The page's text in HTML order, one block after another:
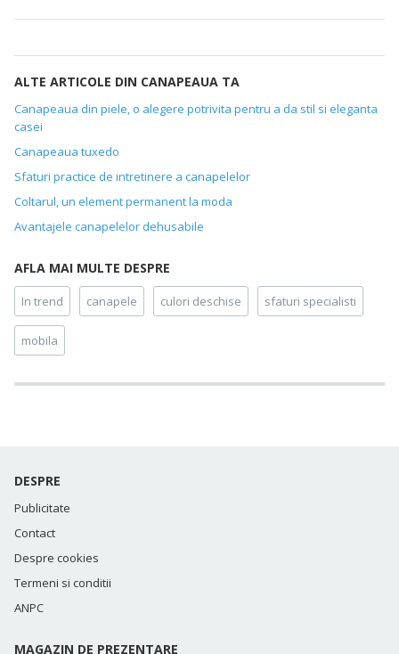
ALTE ARTICOLE DIN CANAPEAUA TA
Canapeaua din piele, o alegere potrivita pentru a da stil si eleganta
casei
Canapeaua tuxedo
Sfaturi practice de intretinere a canapelelor
Coltarul, un element permanent la moda
Avantajele canapelelor dehusabile
AFLA MAI MULTE DESPRE
In trend canapele culori deschise sfaturi specialisti
mobila
DESPRE
Publicitate
Contact
Despre cookies
Termeni si conditii
ANPC
MAGAZIN DE PREZENTARE